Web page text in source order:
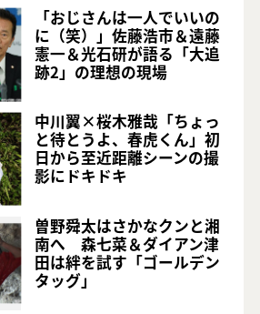
「おじさんは一人でいいの
に（笑）」佐藤浩市＆遠藤
憲一＆光石研が語る「大追
跡2」の理想の現場
中川翼×桜木雅哉「ちょっ
と待とうよ、春虎くん」初
日から至近距離シーンの撮
影にドキドキ
曽野舜太はさかなクンと湘
南へ 森七菜＆ダイアン津
田は絆を試す「ゴールデン
タッグ」